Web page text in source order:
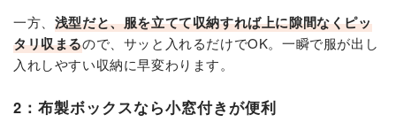
一方、 浅型だと、服を立てて収納すれば上に隙間なくピッ
タリ収まるので、サッと入れるだけでOK。一瞬で服が出し
入れしやすい収納に早変わります。
2：布製ボックスなら小窓付きが便利